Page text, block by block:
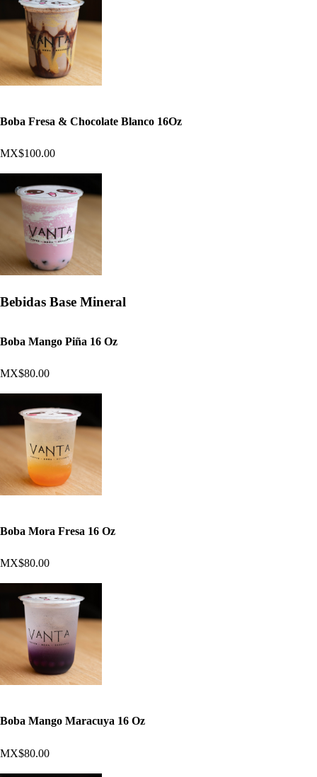
Boba Fresa & Chocolate Blanco 16Oz
MX$100.00
Bebidas Base Mineral
Boba Mango Piña 16 Oz
MX$80.00
Boba Mora Fresa 16 Oz
MX$80.00
Boba Mango Maracuya 16 Oz
MX$80.00